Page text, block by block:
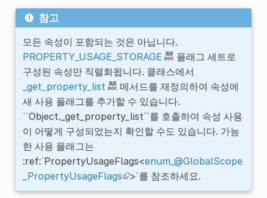
참고
모든 속성이 포함되는 것은 아닙니다.
PROPERTY_USAGE_STORAGE
플래그 세트로
구성된 속성만 직렬화됩니다. 클래스에서
_get_property_list
메서드를 재정의하여 속성에
새 사용 플래그를 추가할 수 있습니다.
``Object._get_property_list``를 호출하여 속성 사용
이 어떻게 구성되었는지 확인할 수도 있습니다. 가능
한 사용 플래그는
:ref:`PropertyUsageFlags<enum_ @GlobalScope
_PropertyUsageFlags
>`를 참조하세요.